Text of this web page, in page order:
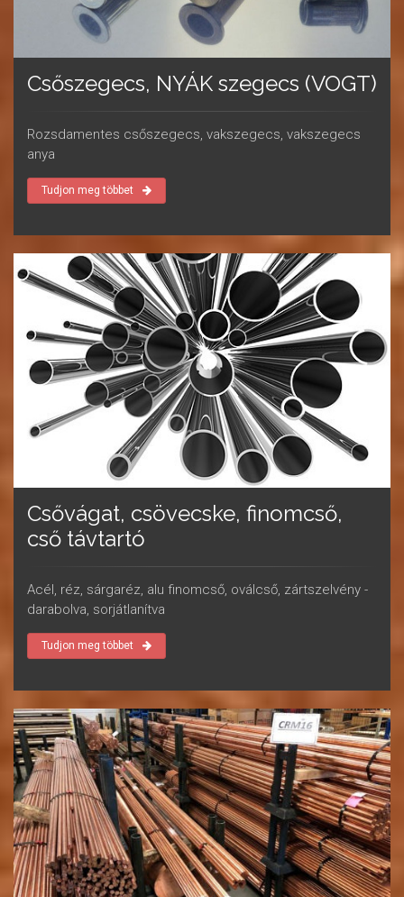
Csőszegecs, NYÁK szegecs (VOGT)
Rozsdamentes csőszegecs, vakszegecs, vakszegecs
anya
Tudjon meg többet
Csővágat, csövecske, finomcső,
cső távtartó
Acél, réz, sárgaréz, alu finomcső, oválcső, zártszelvény -
darabolva, sorjátlanítva
Tudjon meg többet